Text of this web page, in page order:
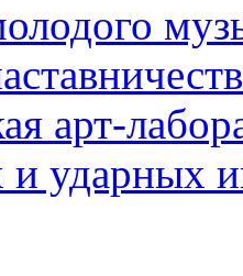
арт-
ударных